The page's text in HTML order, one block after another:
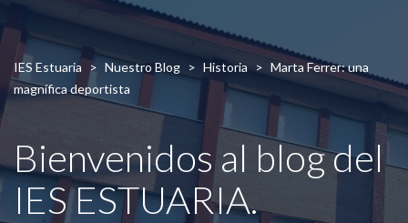
IES Estuaria > Nuestro Blog > Historia > Marta Ferrer: una
magnífica deportista
Bienvenidos al blog del
IES ESTUARIA.